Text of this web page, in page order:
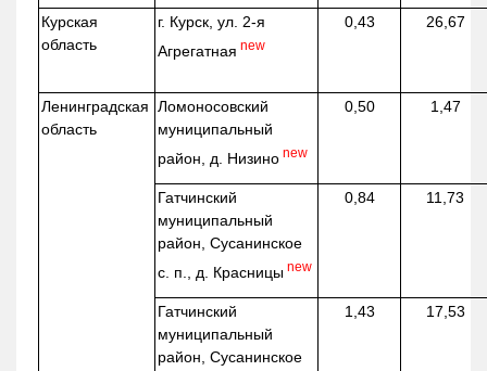
Курская
область
г. Курск, ул. 2-я
Агрегатная new
0,43 26,67
Ленинградская
область
Ломоносовский
муниципальный
район, д. Низино new
0,50 1,47
Гатчинский
муниципальный
район, Сусанинское
с. п., д. Красницы new
0,84 11,73
Гатчинский
муниципальный
район, Сусанинское
1,43 17,53